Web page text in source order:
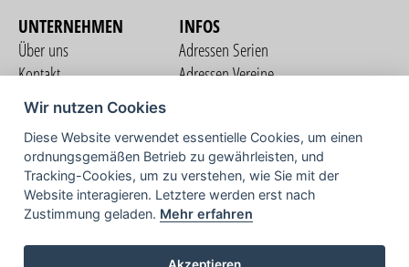
UNTERNEHMEN
Über uns
Kontakt
Nutzungsbedingungen
Datenschutzerklärung
Impressum
INFOS
Adressen Serien
Adressen Vereine
COMMUNITY
TV
Wir nutzen Cookies
Diese Website verwendet essentielle Cookies, um einen
ordnungsgemäßen Betrieb zu gewährleisten, und
Tracking-Cookies, um zu verstehen, wie Sie mit der
Website interagieren. Letztere werden erst nach
Zustimmung geladen. Mehr erfahren